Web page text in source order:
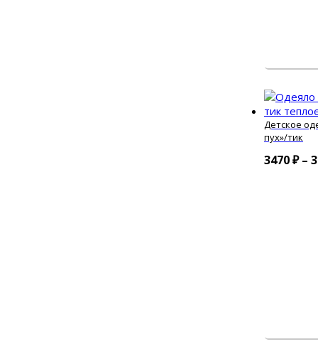
Детское
пух»/тик
3470₽ –